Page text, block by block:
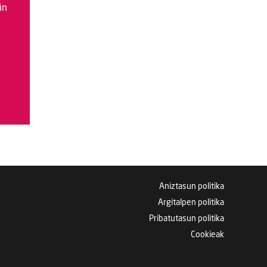
Aniztasun politika
Argitalpen politika
Pribatutasun politika
Cookieak